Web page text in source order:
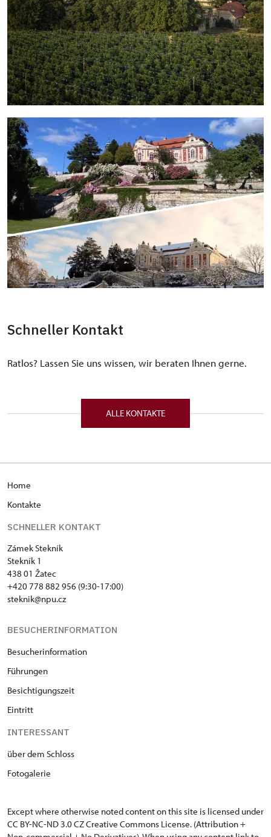
Schneller Kontakt
Ratlos? Lassen Sie uns wissen, wir beraten Ihnen gerne.
ALLE KONTAKTE
Home
Kontakte
SCHNELLER KONTAKT
Zámek Stekník
Stekník 1
438 01 Žatec
+420 778 882 956 (9:30-17:00)
steknik@npu.cz
BESUCHERINFORMATION
Besucherinformation
Führungen
Besichtigungszeit
Eintritt
INTERESSANT
über dem Schloss
Fotogalerie
Except where otherwise noted content on this site is licensed under
CC BY-NC-ND 3.0 CZCreative Commons License. (Attribution +